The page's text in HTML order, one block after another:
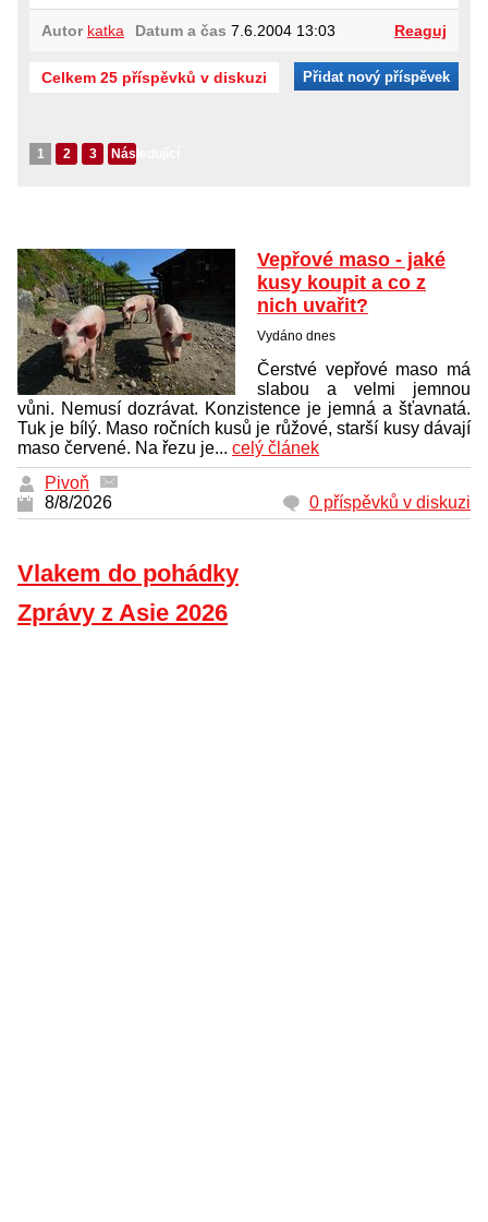
Autor katka Datum a čas 7.6.2004 13:03 Reaguj
Celkem 25 příspěvků v diskuzi Přidat nový příspěvek
1 2 3 Následující
Vepřové maso - jaké
kusy koupit a co z
nich uvařit?
Vydáno dnes
Čerstvé vepřové maso má
slabou a velmi jemnou
vůni. Nemusí dozrávat. Konzistence je jemná a šťavnatá.
Tuk je bílý. Maso ročních kusů je růžové, starší kusy dávají
maso červené. Na řezu je... celý článek
Pivoň
8/8/2026
0 příspěvků v diskuzi
Vlakem do pohádky
Zprávy z Asie 2026